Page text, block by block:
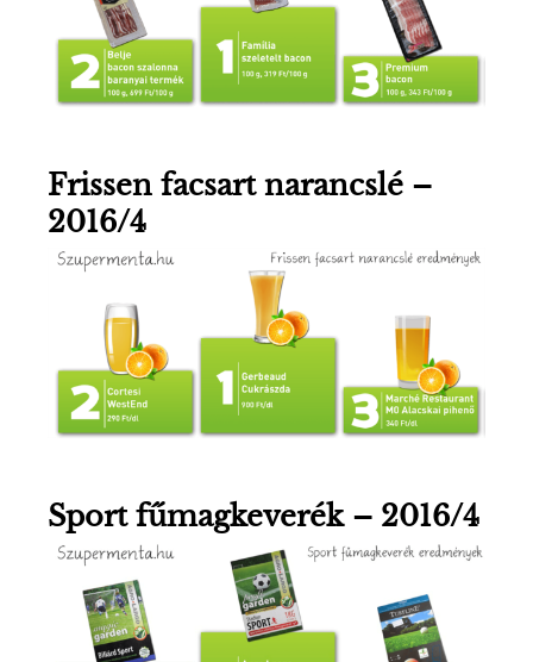
Frissen facsart narancslé –
2016/4
Sport fűmagkeverék – 2016/4